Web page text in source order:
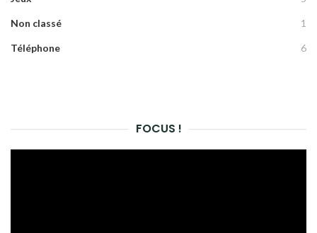
Non classé 1
Téléphone 6
FOCUS !